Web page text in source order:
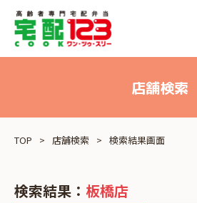
店舗検索
TOP 店舗検索 検索結果画面
検索結果： 板橋店